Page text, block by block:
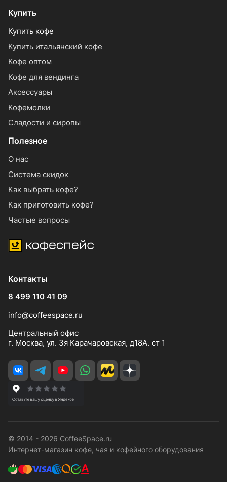
Купить
Купить кофе
Купить итальянский кофе
Кофе оптом
Кофе для вендинга
Аксессуары
Кофемолки
Сладости и сиропы
Полезное
О нас
Система скидок
Как выбрать кофе?
Как приготовить кофе?
Частые вопросы
Контакты
8 499 110 41 09
info@coffeespace.ru
Центральный офис
г. Москва, ул. 3я Карачаровская, д18А. ст 1
© 2014 - 2026 CoffeeSpace.ru
Интернет-магазин кофе, чая и кофейного оборудования